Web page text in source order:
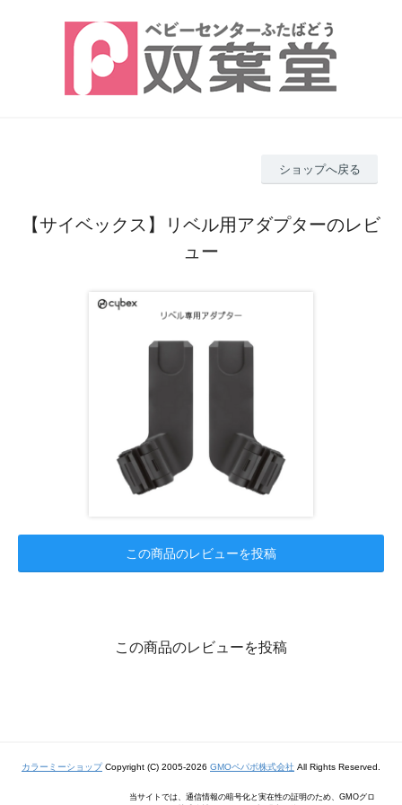
ショップへ戻る
【サイベックス】リベル用アダプターのレビ
ュー
この商品のレビューを投稿
この商品のレビューを投稿
カラーミーショップCopyright (C) 2005-2026 GMOペパボ株式会社 All Rights Reserved.
当サイトでは、通信情報の暗号化と実在性の証明のため、GMOグロ